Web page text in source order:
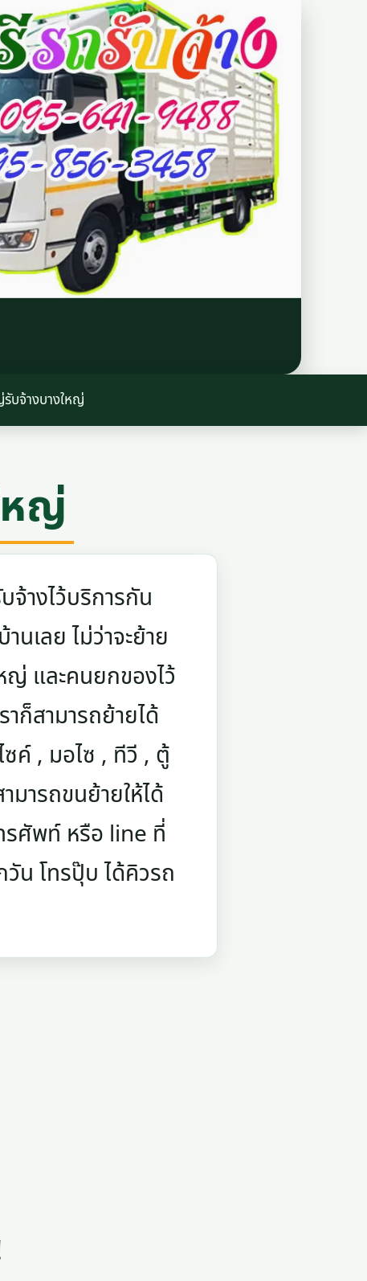
บจ้างบางใหญ่
หญ่
างไว้บริการกัน
นเลย ไม่ว่าจะย้าย
และคนยกของไว้
ก็สามารถย้ายได้
ค์ , มอไซ , ทีวี , ตู้
มารถขนย้ายให้ได้
รศัพท์ หรือ line ที่
น โทรปุ๊บ ได้คิวรถ